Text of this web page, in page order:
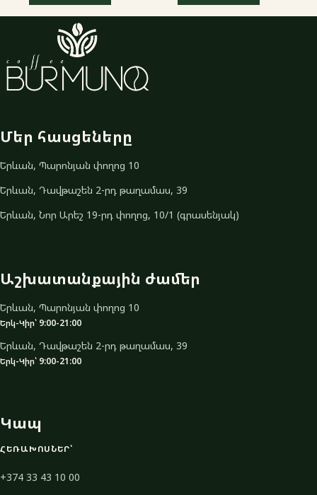
705 AMD / 100 գ 699 AMD / 100 գ
Մեր հասցեները
Երևան, Պարոնյան փողոց 10
Երևան, Դավթաշեն 2-րդ թաղամաս, 39
Երևան, Նոր Արեշ 19-րդ փողոց, 10/1 (գրասենյակ)
Աշխատանքային ժամեր
Երևան, Պարոնյան փողոց 10
Երկ-Կիր՝ 9:00-21:00
Երևան, Դավթաշեն 2-րդ թաղամաս, 39
Երկ-Կիր՝ 9:00-21:00
Կապ
ՀԵՌԱԽՈՍՆԵՐ՝
+374 33 43 10 00